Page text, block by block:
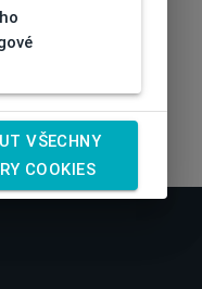
VŠECHNY
COOKIES